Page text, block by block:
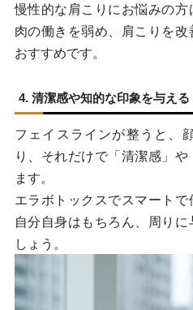
慢性的な肩こりにお悩みの
肉の働きを弱め、肩こりを
おすすめです。
4. 清潔感や知的な印象を与える
フェイスラインが整うと、
り、それだけで「清潔感」
ます。
エラボトックスでスマートで
自分自身はもちろん、周り
しょう。